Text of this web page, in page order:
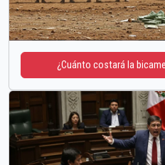
¿Cuánto costará la